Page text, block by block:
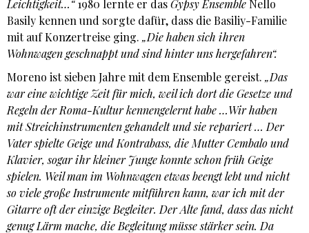
Leichtigkeit…“1980 lernte er dasGypsy Ensemble Nello
Basily kennen und sorgte dafür, dass die Basiliy-Familie
mit auf Konzertreise ging. „Die haben sich ihren
Wohnwagen geschnappt und sind hinter uns hergefahren“.
Moreno ist sieben Jahre mit dem Ensemble gereist. „Das
war eine wichtige Zeit für mich, weil ich dort die Gesetze und
Regeln der Roma-Kultur kennengelernt habe …Wir haben
mit Streichinstrumenten gehandelt und sie repariert … Der
Vater spielte Geige und Kontrabass, die Mutter Cembalo und
Klavier, sogar ihr kleiner Junge konnte schon früh Geige
spielen. Weil man im Wohnwagen etwas beengt lebt und nicht
so viele große Instrumente mitführen kann, war ich mit der
Gitarre oft der einzige Begleiter. Der Alte fand, dass das nicht
genug Lärm mache, die Begleitung müsse stärker sein. Da